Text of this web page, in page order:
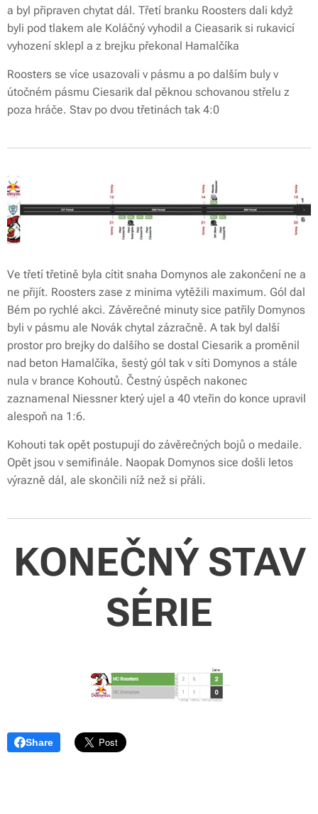
a byl připraven chytat dál. Třetí branku Roosters dali když
byli pod tlakem ale Koláčný vyhodil a Cieasarik si rukavicí
vyhození sklepl a z brejku překonal Hamalčíka
Roosters se více usazovali v pásmu a po dalším buly v
útočném pásmu Ciesarik dal pěknou schovanou střelu z
poza hráče. Stav po dvou třetinách tak 4:0
Ve třetí třetině byla cítit snaha Domynos ale zakončení ne a
ne přijít. Roosters zase z minima vytěžili maximum. Gól dal
Bém po rychlé akci. Závěrečné minuty sice patřily Domynos
byli v pásmu ale Novák chytal zázračně. A tak byl další
prostor pro brejky do dalšího se dostal Ciesarik a proměnil
nad beton Hamalčíka, šestý gól tak v síti Domynos a stále
nula v brance Kohoutů. Čestný úspěch nakonec
zaznamenal Niessner který ujel a 40 vteřin do konce upravil
alespoň na 1:6.
Kohouti tak opět postupují do závěrečných bojů o medaile.
Opět jsou v semifinále. Naopak Domynos sice došli letos
výrazně dál, ale skončili níž než si přáli.
KONEČNÝ STAV
SÉRIE
Share